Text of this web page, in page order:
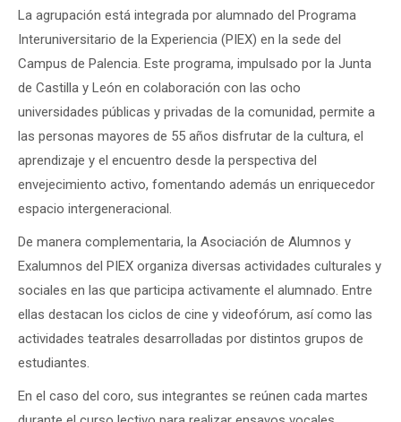
La agrupación está integrada por alumnado del Programa
Interuniversitario de la Experiencia (PIEX) en la sede del
Campus de Palencia. Este programa, impulsado por la Junta
de Castilla y León en colaboración con las ocho
universidades públicas y privadas de la comunidad, permite a
las personas mayores de 55 años disfrutar de la cultura, el
aprendizaje y el encuentro desde la perspectiva del
envejecimiento activo, fomentando además un enriquecedor
espacio intergeneracional.
De manera complementaria, la Asociación de Alumnos y
Exalumnos del PIEX organiza diversas actividades culturales y
sociales en las que participa activamente el alumnado. Entre
ellas destacan los ciclos de cine y videofórum, así como las
actividades teatrales desarrolladas por distintos grupos de
estudiantes.
En el caso del coro, sus integrantes se reúnen cada martes